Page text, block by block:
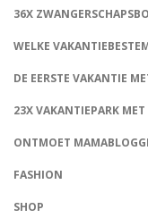
36X
WELKE
DE EERSTE VAKANTIE
23X VAKANTIEPARK MET
ONTMOET
FASHION
SHOP